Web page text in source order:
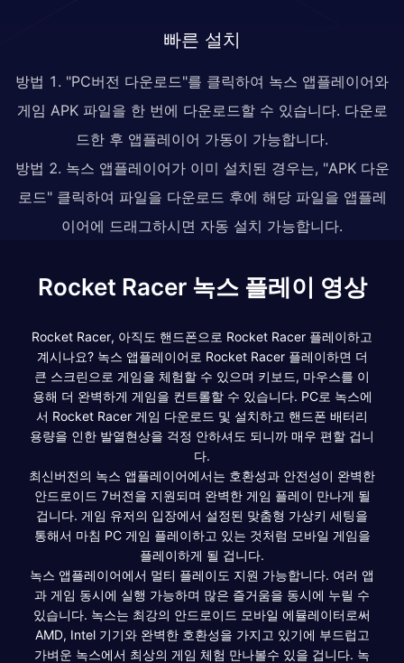
빠른 설치
방법 1. "PC버전 다운로드"를 클릭하여 녹스 앱플레이어와
게임 APK 파일을 한 번에 다운로드할 수 있습니다. 다운로
드한 후 앱플레이어 가동이 가능합니다.
방법 2. 녹스 앱플레이어가 이미 설치된 경우는, "APK 다운
로드" 클릭하여 파일을 다운로드 후에 해당 파일을 앱플레
이어에 드래그하시면 자동 설치 가능합니다.
Rocket Racer 녹스 플레이 영상
Rocket Racer, 아직도 핸드폰으로 Rocket Racer 플레이하고
계시나요? 녹스 앱플레이어로 Rocket Racer 플레이하면 더
큰 스크린으로 게임을 체험할 수 있으며 키보드, 마우스를 이
용해 더 완벽하게 게임을 컨트롤할 수 있습니다. PC로 녹스에
서 Rocket Racer 게임 다운로드 및 설치하고 핸드폰 배터리
용량을 인한 발열현상을 걱정 안하셔도 되니까 매우 편할 겁니
다.
최신버전의 녹스 앱플레이어에서는 호환성과 안전성이 완벽한
안드로이드 7버전을 지원되며 완벽한 게임 플레이 만나게 될
겁니다. 게임 유저의 입장에서 설정된 맞춤형 가상키 세팅을
통해서 마침 PC 게임 플레이하고 있는 것처럼 모바일 게임을
플레이하게 될 겁니다.
녹스 앱플레이어에서 멀티 플레이도 지원 가능합니다. 여러 앱
과 게임 동시에 실행 가능하며 많은 즐거움을 동시에 누릴 수
있습니다. 녹스는 최강의 안드로이드 모바일 에뮬레이터로써
AMD, Intel 기기와 완벽한 호환성을 가지고 있기에 부드럽고
가벼운 녹스에서 최상의 게임 체험 만나볼수 있을 겁니다. 녹